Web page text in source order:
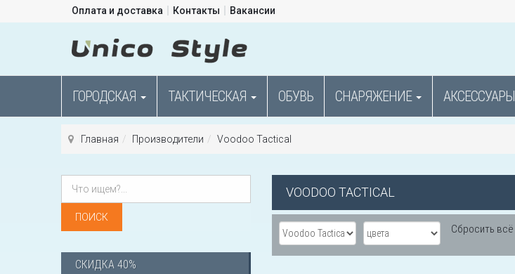
Оплата и доставка Контакты Вакансии
ГОРОДСКАЯ ТАКТИЧЕСКАЯ ОБУВЬ СНАРЯЖЕНИЕ АКСЕССУАРЫ
Главная Производители Voodoo Tactical
VOODOO TACTICAL
Сбросить всё
СКИДКА 40%